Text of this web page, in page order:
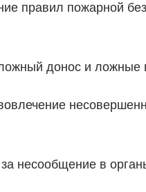
правил пожарной
донос и ложные
за несообщение в